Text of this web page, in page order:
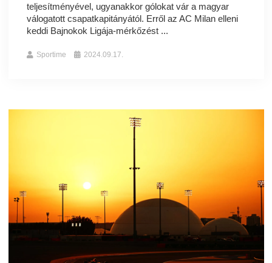
teljesítményével, ugyanakkor gólokat vár a magyar
válogatott csapatkapitányától. Erről az AC Milan elleni
keddi Bajnokok Ligája-mérkőzést ...
Sportime 2024.09.17.